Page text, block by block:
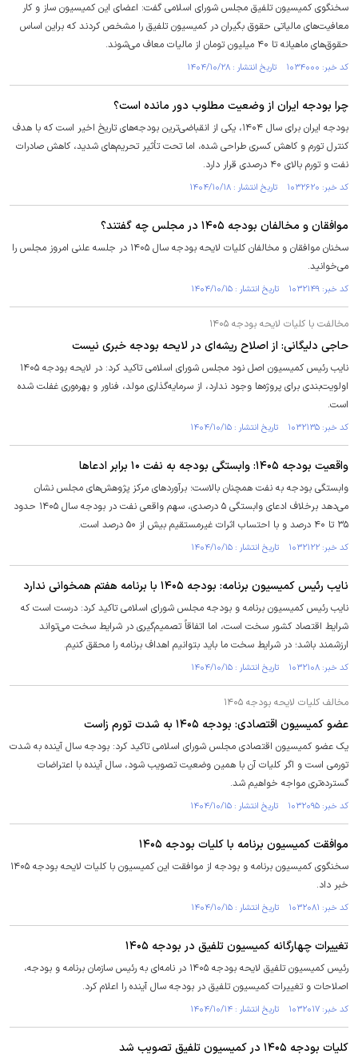
سخنگوی کمیسیون تلفیق مجلس شورای اسلامی گفت: اعضای این کمیسیون ساز و کار
معافیت‌های مالیاتی حقوق بگیران در کمیسیون تلفیق را مشخص کردند که براین اساس
حقوق‌های ماهیانه تا ۴۰ میلیون تومان از مالیات معاف می‌شوند.
کد خبر: ۱۰۳۴۰۰۰ تاریخ انتشار : ۱۴۰۴/۱۰/۲۸
چرا بودجه ایران از وضعیت مطلوب دور مانده است؟
بودجه ایران برای سال ۱۴۰۴، یکی از انقباضی‌ترین بودجه‌های تاریخ اخیر است که با هدف
کنترل تورم و کاهش کسری طراحی شده، اما تحت تأثیر تحریم‌های شدید، کاهش صادرات
نفت و تورم بالای ۴۰ درصدی قرار دارد.
کد خبر: ۱۰۳۲۶۲۰ تاریخ انتشار : ۱۴۰۴/۱۰/۱۸
موافقان و مخالفان بودجه ۱۴۰۵ در مجلس چه گفتند؟
سخنان موافقان و مخالفان کلیات لایحه بودجه سال ۱۴۰۵ در جلسه علنی امروز مجلس را
می‌خوانید.
کد خبر: ۱۰۳۲۱۴۹ تاریخ انتشار : ۱۴۰۴/۱۰/۱۵
مخالفت با کلیات لایحه بودجه ۱۴۰۵
حاجی دلیگانی: از اصلاح ریشه‌ای در لایحه بودجه خبری نیست
نایب رئیس کمیسیون اصل نود مجلس شورای اسلامی تاکید کرد: در لایحه بودجه ۱۴۰۵
اولویت‌بندی برای پروژه‌ها وجود ندارد، از سرمایه‌گذاری مولد، فناور و بهره‌وری غفلت شده
است.
کد خبر: ۱۰۳۲۱۳۵ تاریخ انتشار : ۱۴۰۴/۱۰/۱۵
واقعیت بودجه ۱۴۰۵: وابستگی بودجه به نفت ۱۰ برابر ادعا‌ها
وابستگی بودجه به نفت همچنان بالاست؛ برآورد‌های مرکز پژوهش‌های مجلس نشان
می‌دهد برخلاف ادعای وابستگی ۵ درصدی، سهم واقعی نفت در بودجه سال ۱۴۰۵ حدود
۳۵ تا ۴۰ درصد و با احتساب اثرات غیرمستقیم بیش از ۵۰ درصد است.
کد خبر: ۱۰۳۲۱۲۲ تاریخ انتشار : ۱۴۰۴/۱۰/۱۵
نایب رئیس کمیسیون برنامه: بودجه ۱۴۰۵ با برنامه هفتم همخوانی ندارد
نایب رئیس کمیسیون برنامه و بودجه مجلس شورای اسلامی تاکید کرد: درست است که
شرایط اقتصاد کشور سخت است، اما اتفاقاً تصمیم‌گیری در شرایط سخت می‌تواند
ارزشمند باشد؛ در شرایط سخت ما باید بتوانیم اهداف برنامه را محقق کنیم.
کد خبر: ۱۰۳۲۱۰۸ تاریخ انتشار : ۱۴۰۴/۱۰/۱۵
مخالف کلیات لایحه بودجه ۱۴۰۵
عضو کمیسیون اقتصادی: بودجه ۱۴۰۵ به شدت تورم زاست
یک عضو کمیسیون اقتصادی مجلس شورای اسلامی تاکید کرد: بودجه سال آینده به شدت
تورمی است و اگر کلیات آن با همین وضعیت تصویب شود، سال آینده با اعتراضات
گسترده‌تری مواجه خواهیم شد.
کد خبر: ۱۰۳۲۰۹۵ تاریخ انتشار : ۱۴۰۴/۱۰/۱۵
موافقت کمیسیون برنامه با کلیات بودجه ۱۴۰۵
سخنگوی کمیسیون برنامه و بودجه از موافقت این کمیسیون با کلیات لایحه بودجه ۱۴۰۵
خبر داد.
کد خبر: ۱۰۳۲۰۸۱ تاریخ انتشار : ۱۴۰۴/۱۰/۱۵
تغییرات چهارگانه کمیسیون تلفیق در بودجه ۱۴۰۵
رئیس کمیسیون تلفیق لایحه بودجه ۱۴۰۵ در نامه‌ای به رئیس سازمان برنامه و بودجه،
اصلاحات و تغییرات کمیسیون تلفیق در بودجه سال آینده را اعلام کرد.
کد خبر: ۱۰۳۲۰۱۷ تاریخ انتشار : ۱۴۰۴/۱۰/۱۴
کلیات بودجه ۱۴۰۵ در کمیسیون تلفیق تصویب شد